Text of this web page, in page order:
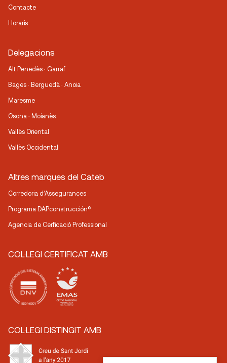
Contacte
Horaris
Delegacions
Alt Penedès · Garraf
Bages · Berguedà · Anoia
Maresme
Osona · Moianès
Vallès Oriental
Vallès Occidental
Altres marques del Cateb
Corredoria d’Assegurances
Programa DAPconstrucción®
Agencia de Cerficació Professional
COL·LEGI CERTIFICAT AMB
COL·LEGI DISTINGIT AMB